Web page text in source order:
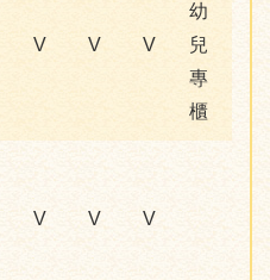
V V V
幼
兒
專
櫃
V V V